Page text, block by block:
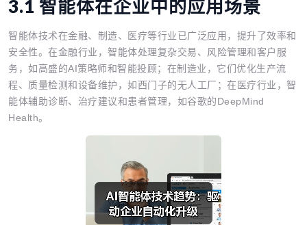
3.1 智能体在企业中的应用场景
智能体技术在金融、制造、医疗等行业已广泛应用，提升了效率和
安全性。在金融行业，智能体处理复杂交易、风险管理和客户服
务，如高盛的AI策略师和智能投顾；在制造业，它们优化生产流
程、质量检测和设备维护，如西门子的无人工厂；在医疗行业，智
能体辅助诊断、治疗建议和患者管理，如谷歌的DeepMind
Health。